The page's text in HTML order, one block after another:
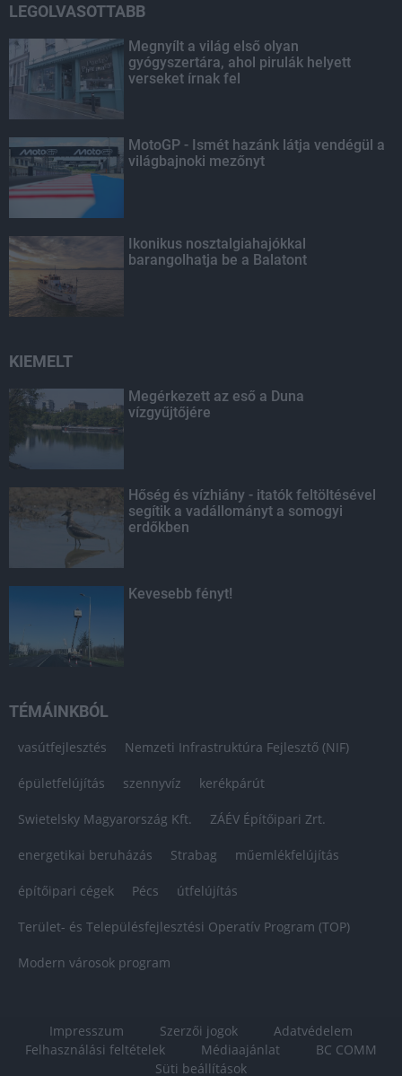
LEGOLVASOTTABB
Megnyílt a világ első olyan
gyógyszertára, ahol pirulák helyett
verseket írnak fel
MotoGP - Ismét hazánk látja vendégül a
világbajnoki mezőnyt
Ikonikus nosztalgiahajókkal
barangolhatja be a Balatont
KIEMELT
Megérkezett az eső a Duna
vízgyűjtőjére
Hőség és vízhiány - itatók feltöltésével
segítik a vadállományt a somogyi
erdőkben
Kevesebb fényt!
TÉMÁINKBÓL
vasútfejlesztés Nemzeti Infrastruktúra Fejlesztő (NIF)
épületfelújítás szennyvíz kerékpárút
Swietelsky Magyarország Kft. ZÁÉV Építőipari Zrt.
energetikai beruházás Strabag műemlékfelújítás
építőipari cégek Pécs útfelújítás
Terület- és Településfejlesztési Operatív Program (TOP)
Modern városok program
Impresszum Szerzői jogok
Adatvédelem
Felhasználási feltételek
Médiaajánlat
BC COMM
Süti beállítások